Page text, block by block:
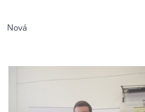
Mgr.
Nová
vedoucí oboru